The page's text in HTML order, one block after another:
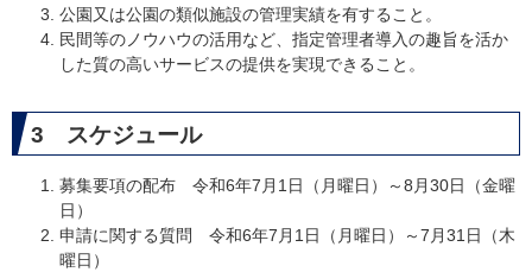
公園又は公園の類似施設の管理実績を有すること。
民間等のノウハウの活用など、指定管理者導入の趣旨を活か
した質の高いサービスの提供を実現できること。
3 スケジュール
募集要項の配布 令和6年7月1日（月曜日）～8月30日（金曜
日）
申請に関する質問 令和6年7月1日（月曜日）～7月31日（木
曜日）